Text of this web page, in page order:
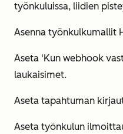
työnkuluissa, liidien
Asenna työnkulkumallit
Aseta 'Kun webhook
laukaisimet.
Aseta tapahtuman
Aseta työnkulun